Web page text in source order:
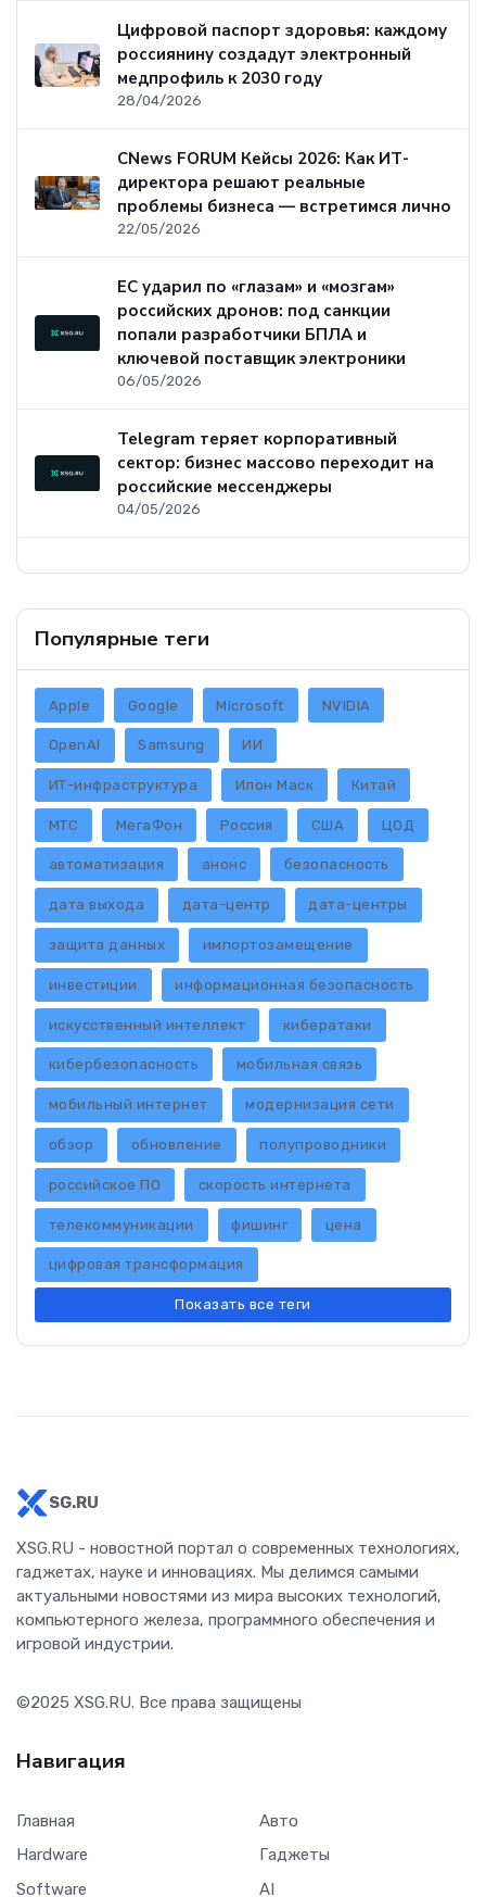
Цифровой паспорт здоровья: каждому
россиянину создадут электронный
медпрофиль к 2030 году
28/04/2026
CNews FORUM Кейсы 2026: Как ИТ-
директора решают реальные
проблемы бизнеса — встретимся лично
22/05/2026
ЕС ударил по «глазам» и «мозгам»
российских дронов: под санкции
попали разработчики БПЛА и
ключевой поставщик электроники
06/05/2026
Telegram теряет корпоративный
сектор: бизнес массово переходит на
российские мессенджеры
04/05/2026
Популярные теги
Apple Google Microsoft NVIDIA
OpenAI Samsung ИИ
ИТ-инфраструктура Илон Маск Китай
МТС МегаФон Россия США ЦОД
автоматизация анонс безопасность
дата выхода дата-центр дата-центры
защита данных импортозамещение
инвестиции информационная безопасность
искусственный интеллект кибератаки
кибербезопасность мобильная связь
мобильный интернет модернизация сети
обзор обновление полупроводники
российское ПО скорость интернета
телекоммуникации фишинг цена
цифровая трансформация
Показать все теги
SG.RU
XSG.RU - новостной портал о современных технологиях,
гаджетах, науке и инновациях. Мы делимся самыми
актуальными новостями из мира высоких технологий,
компьютерного железа, программного обеспечения и
игровой индустрии.
©2025 XSG.RU. Все права защищены
Навигация
Главная
Hardware
Software
Авто
Гаджеты
AI